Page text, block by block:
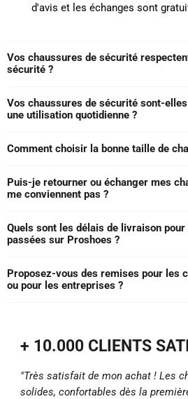
d'avis et les échanges sont
Vos chaussures de sécurité
sécurité ?
Vos chaussures de sécurité sont-
une utilisation quotidienne ?
Comment choisir la bonne taille de
Puis-je retourner ou échanger mes
me conviennent pas ?
Quels sont les délais de livraison
passées sur Proshoes ?
Proposez-vous des remises pour les
ou pour les entreprises ?
+ 10.000 CLIENTS
"Très satisfait de mon achat ! Les
solides, confortables dès la